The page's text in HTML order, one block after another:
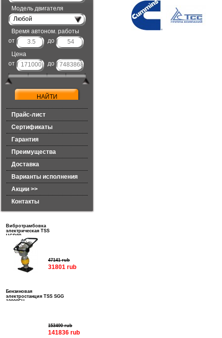
Модель двигателя
Любой
Время автоном. работы
от
до
Цена
от
до
Прайс-лист
Сертификаты
Гарантия
Преимущества
Доставка
Варианты исполнения
Акции >>
Контакты
Вибротрамбовка
электрическая TSS
HCD90
47141 rub
31801 rub
Бензиновая
электростанция TSS SGG
10000EH
153400 rub
141836 rub